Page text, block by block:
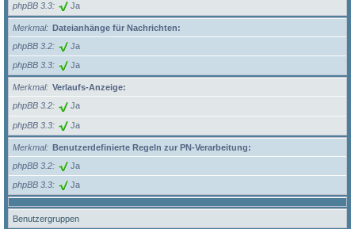
phpBB 3.3 Ja
Merkmal
Dateianhänge für Nachrichten:
phpBB 3.2
Ja
phpBB 3.3 Ja
Merkmal
Verlaufs-Anzeige:
phpBB 3.2
Ja
phpBB 3.3 Ja
Merkmal
Benutzerdefinierte Regeln zur PN-Verarbeitung:
phpBB 3.2
Ja
phpBB 3.3 Ja
Benutzergruppen